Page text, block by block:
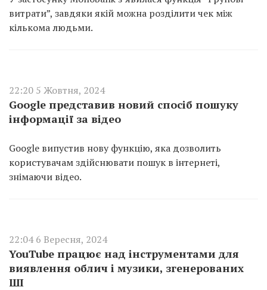
витрати”, завдяки якій можна розділити чек між
кількома людьми.
22:20 5 Жовтня, 2024
Google представив новий спосіб пошуку
інформації за відео
Google випустив нову функцію, яка дозволить
користувачам здійснювати пошук в інтернеті,
знімаючи відео.
22:04 6 Вересня, 2024
YouTube працює над інструментами для
виявлення облич і музики, згенерованих
ШІ